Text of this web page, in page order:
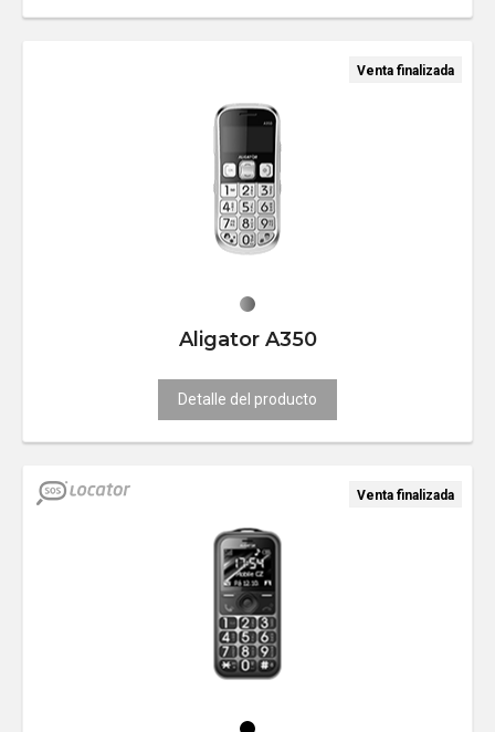
Venta finalizada
Aligator A350
Detalle del producto
Venta finalizada